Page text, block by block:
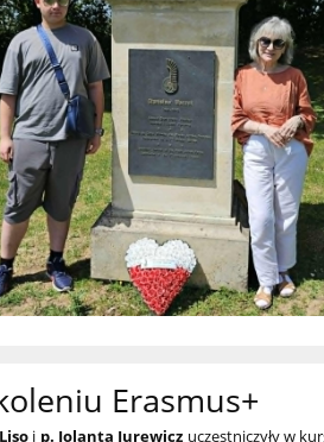
Erasmus+
i p. Jolanta Jurewicz uczestniczyły w